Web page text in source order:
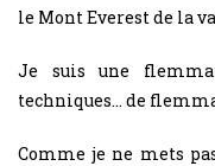
le Mont Everest de la
Je suis une
techniques… de
Comme je ne mets